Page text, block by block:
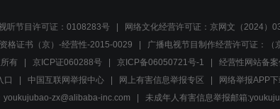
听节目许可证：0108283号 网络文化经营许可证：京网文（2024）
格证书（京）-经营性-2015-0029
广播电视节目制作经营许可证：（
有
京ICP证060288号 京ICP备06050721号-1 经营性网站备案
口
中国互联网举报中心 网上有害信息举报专区 网络举报APP
youkujubao-zx@alibaba-inc.com
未成年人有害信息举报邮箱